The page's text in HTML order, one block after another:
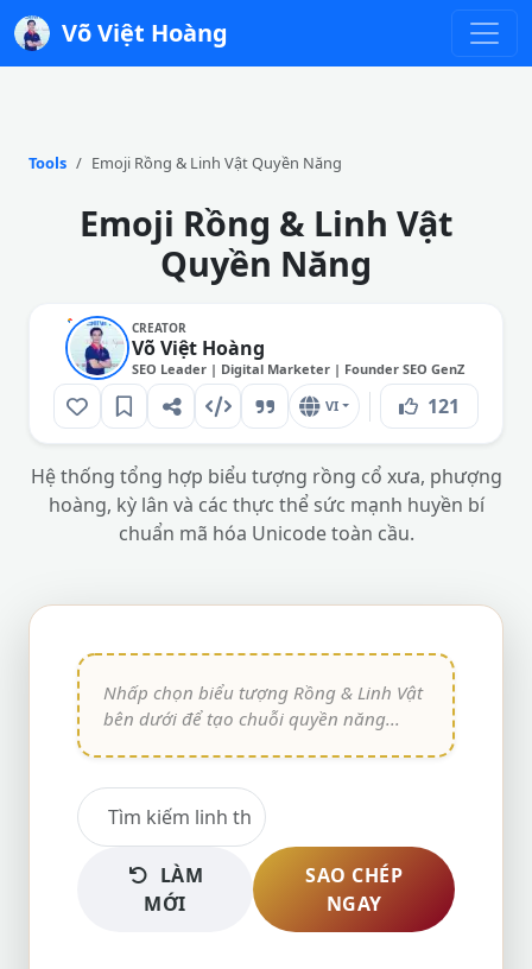
Võ Việt Hoàng
Tools Emoji Rồng & Linh Vật Quyền Năng
Emoji Rồng & Linh Vật
Quyền Năng
CREATOR
Võ Việt Hoàng
SEO Leader | Digital Marketer | Founder SEO GenZ
VI 121
Hệ thống tổng hợp biểu tượng rồng cổ xưa, phượng
hoàng, kỳ lân và các thực thể sức mạnh huyền bí
chuẩn mã hóa Unicode toàn cầu.
LÀM
MỚI
SAO CHÉP
NGAY